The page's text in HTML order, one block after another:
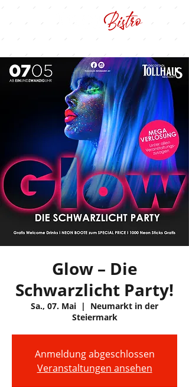
Glow – Die
Schwarzlicht Party!
Sa., 07. Mai
  |
Neumarkt in der
Steiermark
Anmeldung abgeschlossen
Veranstaltungen ansehen